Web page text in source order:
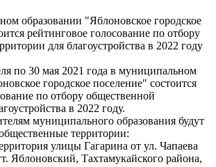
по 30 мая 2021 года в муниципальном
городское поселение" состоится
по отбору общественной
в 2022 году.
муниципального образования будут
территории:
улицы Гагарина от ул. Чапаева
Яблоновский, Тахтамукайского района,